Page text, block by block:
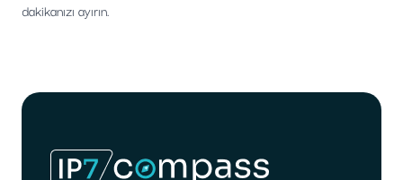
dakikanızı ayırın.